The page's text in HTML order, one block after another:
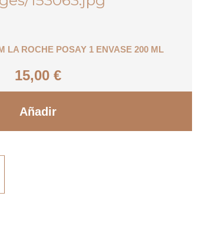
LA ROCHE POSAY 1 ENVASE 200 ML
15,00 €
Añadir